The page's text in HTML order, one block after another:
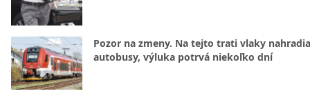
Pozor na zmeny. Na tejto trati vlaky nahradia
autobusy, výluka potrvá niekoľko dní